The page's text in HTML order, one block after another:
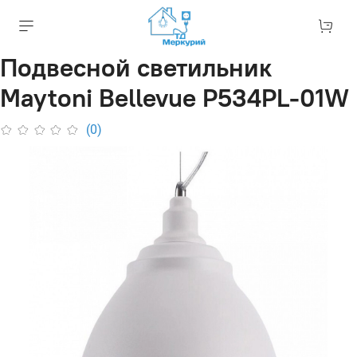
Подвесной светильник
Maytoni Bellevue P534PL-01W
(0)